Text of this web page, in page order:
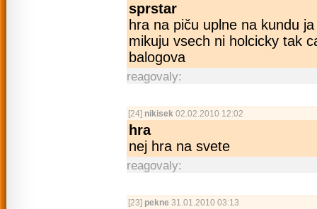
sprstar
hra na piču uplne na kundu
mikuju vsech ni holcicky tak
balogova
reagovaly:
[24] nikisek 02.02.2010 12:02
hra
nej hra na svete
reagovaly:
[23] pekne 31.01.2010 03:13